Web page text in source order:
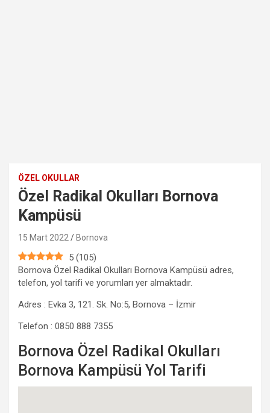
ÖZEL OKULLAR
Özel Radikal Okulları Bornova
Kampüsü
15 Mart 2022 Bornova
5 (105)
Bornova Özel Radikal Okulları Bornova Kampüsü adres,
telefon, yol tarifi ve yorumları yer almaktadır.
Adres : Evka 3, 121. Sk. No:5, Bornova – İzmir
Telefon : 0850 888 7355
Bornova Özel Radikal Okulları
Bornova Kampüsü Yol Tarifi